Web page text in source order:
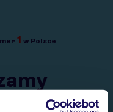
1 w Polsce
wakacje.